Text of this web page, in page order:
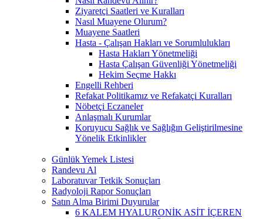
Ziyaretçi Saatleri ve Kuralları
Nasıl Muayene Olurum?
Muayene Saatleri
Hasta - Çalışan Hakları ve Sorumlulukları
Hasta Hakları Yönetmeliği
Hasta Çalışan Güvenliği Yönetmeliği
Hekim Seçme Hakkı
Engelli Rehberi
Refakat Politikamız ve Refakatçi Kuralları
Nöbetçi Eczaneler
Anlaşmalı Kurumlar
Koruyucu Sağlık ve Sağlığın Geliştirilmesine
Yönelik Etkinlikler
Günlük Yemek Listesi
Randevu Al
Laboratuvar Tetkik Sonuçları
Radyoloji Rapor Sonuçları
Satın Alma Birimi Duyurular
6 KALEM HYALURONİK ASİT İÇEREN